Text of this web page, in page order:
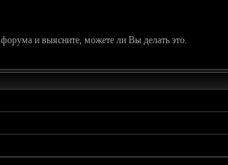
и выясните, можете ли Вы делать это.